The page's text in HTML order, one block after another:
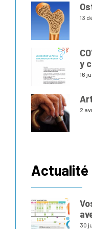
13
y
16
2
Actualité
30